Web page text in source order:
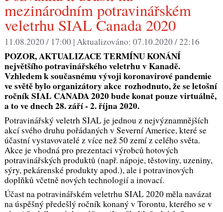
mezinárodním potravinářském
veletrhu SIAL Canada 2020
11.08.2020 / 17:00 |Aktualizováno: 07.10.2020 / 22:16
POZOR, AKTUALIZACE TERMÍNU KONÁNÍ
největšího potravinářského veletrhu v Kanadě.
Vzhledem k současnému vývoji koronavirové pandemie
ve světě bylo organizátory akce rozhodnuto, že se letošní
ročník SIAL CANADA 2020 bude konat pouze virtuálně,
a to ve dnech 28. září - 2. října 2020.
Potravinářský veletrh SIAL je jednou z nejvýznamnějších
akcí svého druhu pořádaných v Severní Americe, které se
účastní vystavovatelé z více než 50 zemí z celého světa.
Akce je vhodná pro prezentaci výrobců hotových
potravinářských produktů (např. nápoje, těstoviny, uzeniny,
sýry, pekárenské produkty apod.), ale i potravinových
doplňků včetně nových technologií a inovací.
Účast na potravinářském veletrhu SIAL 2020 měla navázat
na úspěšný předešlý ročník konaný v Torontu, kterého se v